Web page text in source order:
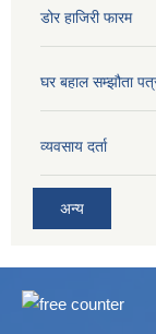
डोर हाजिरी फारम
घर बहाल सम्झौता
व्यवसाय दर्ता
अन्य